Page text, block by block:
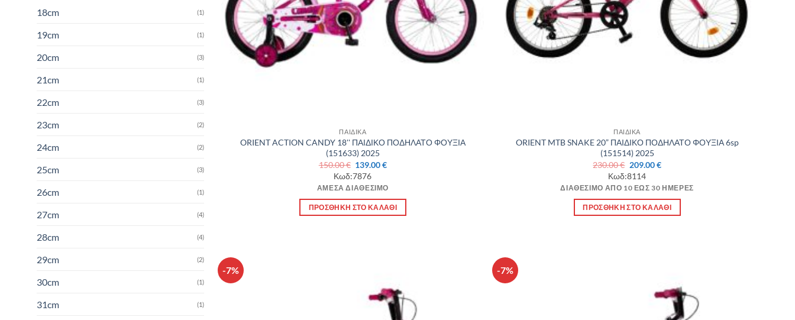
18cm (1)
19cm (1)
20cm (3)
21cm (1)
22cm (3)
23cm (2)
24cm (2)
25cm (3)
26cm (1)
27cm (4)
28cm (4)
29cm (2)
30cm (1)
31cm (1)
ΠΑΙΔΙΚΑ
ORIENT ACTION CANDY 18'' ΠΑΙΔΙΚΟ ΠΟΔΗΛΑΤΟ ΦΟΥΞΙΑ
(151633) 2025
150.00€ Original
price
was:
150.00 €.
139.00€Η
είναι:
139.00 €.
Κωδ:7876
ΆΜΕΣΑ ΔΙΑΘΈΣΙΜΟ
ΠΡΟΣΘΉΚΗ ΣΤΟ ΚΑΛΆΘΙ
ΠΑΙΔΙΚΑ
ORIENT MTB SNAKE 20” ΠΑΙΔΙΚΟ ΠΟΔΗΛΑΤΟ ΦΟΥΞΙΑ 6sp
(151514) 2025
230.00€ Original
price
was:
230.00 €.
209.00€Η
είναι:
209.00 €.
Κωδ:8114
ΔΙΑΘΈΣΙΜΟ ΑΠΌ 10 ΈΩΣ 30 ΗΜΈΡΕΣ
ΠΡΟΣΘΉΚΗ ΣΤΟ ΚΑΛΆΘΙ
-7% -7%